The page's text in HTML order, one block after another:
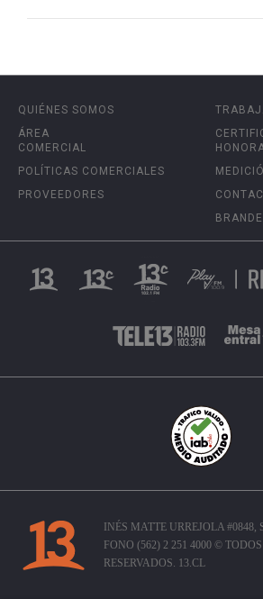
QUIÉNES SOMOS
ÁREA
COMERCIAL
POLÍTICAS COMERCIALES
PROVEEDORES
INÉS MATTE URREJOLA
FONO (562) 2 251 4000 ©
RESERVADOS. 13.CL